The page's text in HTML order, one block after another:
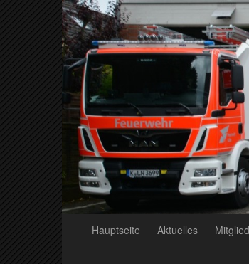
Hauptseite Aktuelles